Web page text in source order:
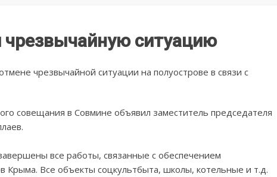
ситуацию
чрезвычайной ситуации на полуострове в связи с
совещания в Совмине объявил заместитель председателя
все работы, связанные с обеспечением
Крыма. Все объекты соцкультбыта, школы, котельные и т.д.